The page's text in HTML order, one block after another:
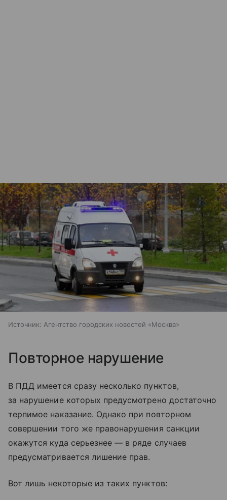
Источник: Агентство городских новостей «Москва»
Повторное нарушение
В ПДД имеется сразу несколько пунктов,
за нарушение которых предусмотрено достаточно
терпимое наказание. Однако при повторном
совершении того же правонарушения санкции
окажутся куда серьезнее — в ряде случаев
предусматривается лишение прав.
Вот лишь некоторые из таких пунктов: